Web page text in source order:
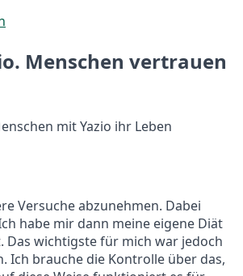
Menschen vertrauen
mit Yazio ihr Leben
Versuche abzunehmen. Dabei
habe mir dann meine eigene Diät
Das wichtigste für mich war jedoch
Ich brauche die Kontrolle über das,